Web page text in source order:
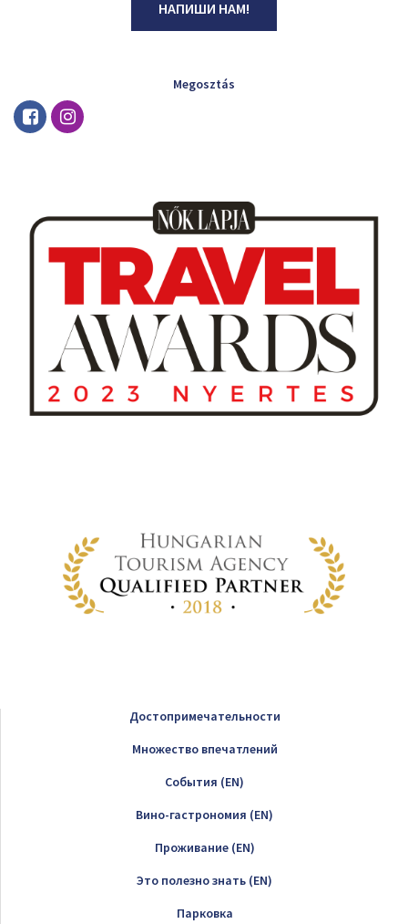
НАПИШИ НАМ!
Megosztás
Достопримечательности
Множество впечатлений
Cобытия (EN)
Вино-гастрономия (EN)
Проживание (EN)
Это полезно знать (EN)
Парковка